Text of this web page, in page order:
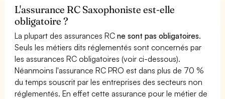
L'assurance RC Saxophoniste est-elle
obligatoire ?
La plupart des assurances RCne sont pas obligatoires.
Seuls les métiers dits réglementés sont concernés par
les assurances RC obligatoires (voir ci-dessous).
Néanmoins l'assurance RC PRO est dans plus de 70 %
du temps souscrit par les entreprises des secteurs non
réglementés. En effet cette assurance pour le métier de